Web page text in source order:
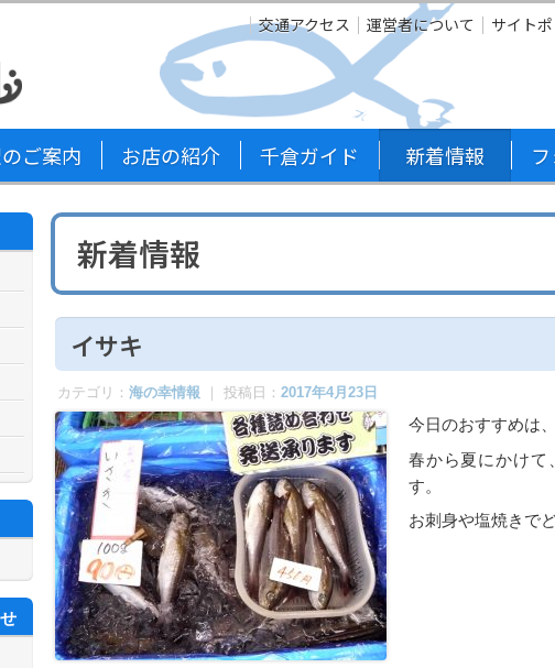
交通アクセス 運営者について サイト
ご案内 お店の紹介 千倉ガイド 新着情報
新着情報
イサキ
カテゴリ： 海の幸情報 ｜ 投稿日： 2017年4月23日
今日のおすすめは
春から夏にかけて
す。
お刺身や塩焼きでど